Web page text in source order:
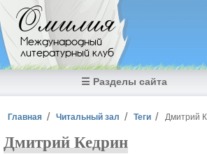
Перейти к основному содержанию
Омилия
Международный
литературный клуб
☰ Разделы сайта
Вы здесь
Главная Читальный зал Теги Дмитрий
Дмитрий Кедрин